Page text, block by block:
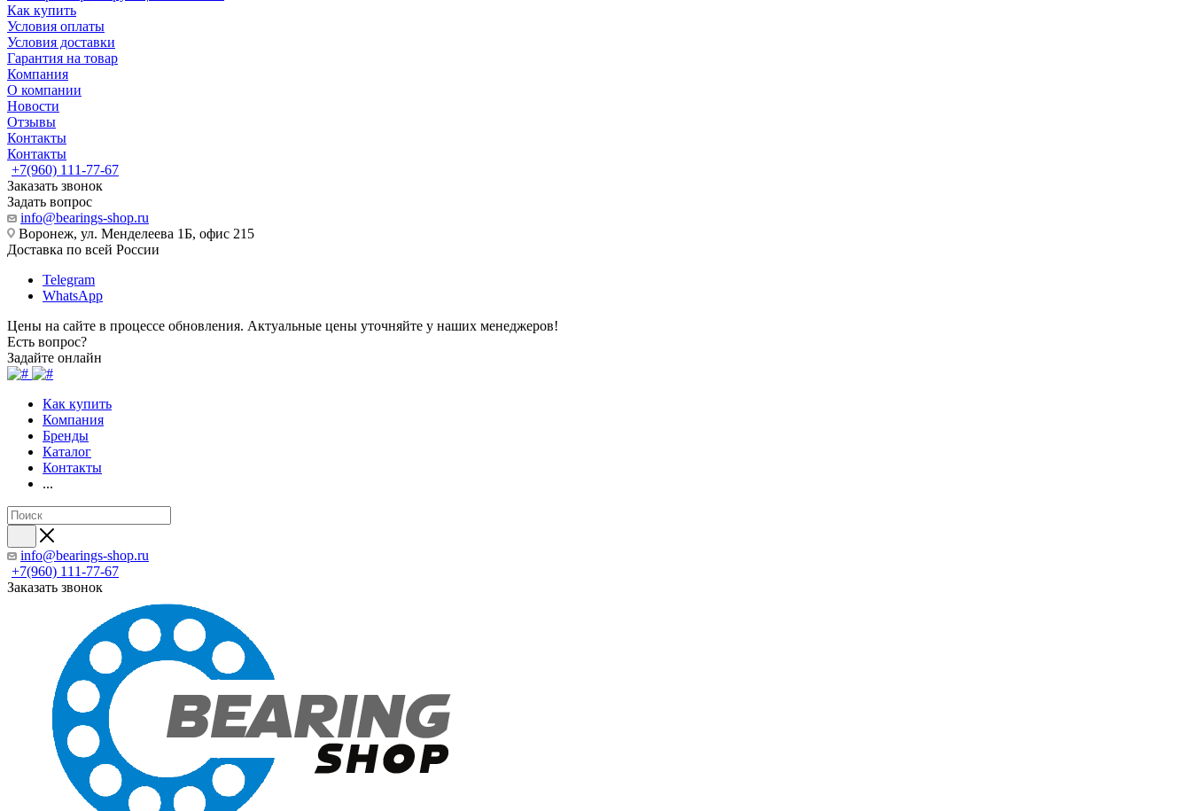
Как купить
Условия оплаты
Условия доставки
Гарантия на товар
Компания
О компании
Новости
Отзывы
Контакты
Контакты
+7(960) 111-77-67
Заказать звонок
Задать вопрос
info@bearings-shop.ru
Воронеж, ул. Менделеева 1Б, офис 215
Доставка по всей России
Telegram
WhatsApp
Цены на сайте в процессе обновления. Актуальные цены уточняйте у наших менеджеров!
Есть вопрос?
Задайте онлайн
Как купить
Компания
Бренды
Каталог
Контакты
...
info@bearings-shop.ru
+7(960) 111-77-67
Заказать звонок